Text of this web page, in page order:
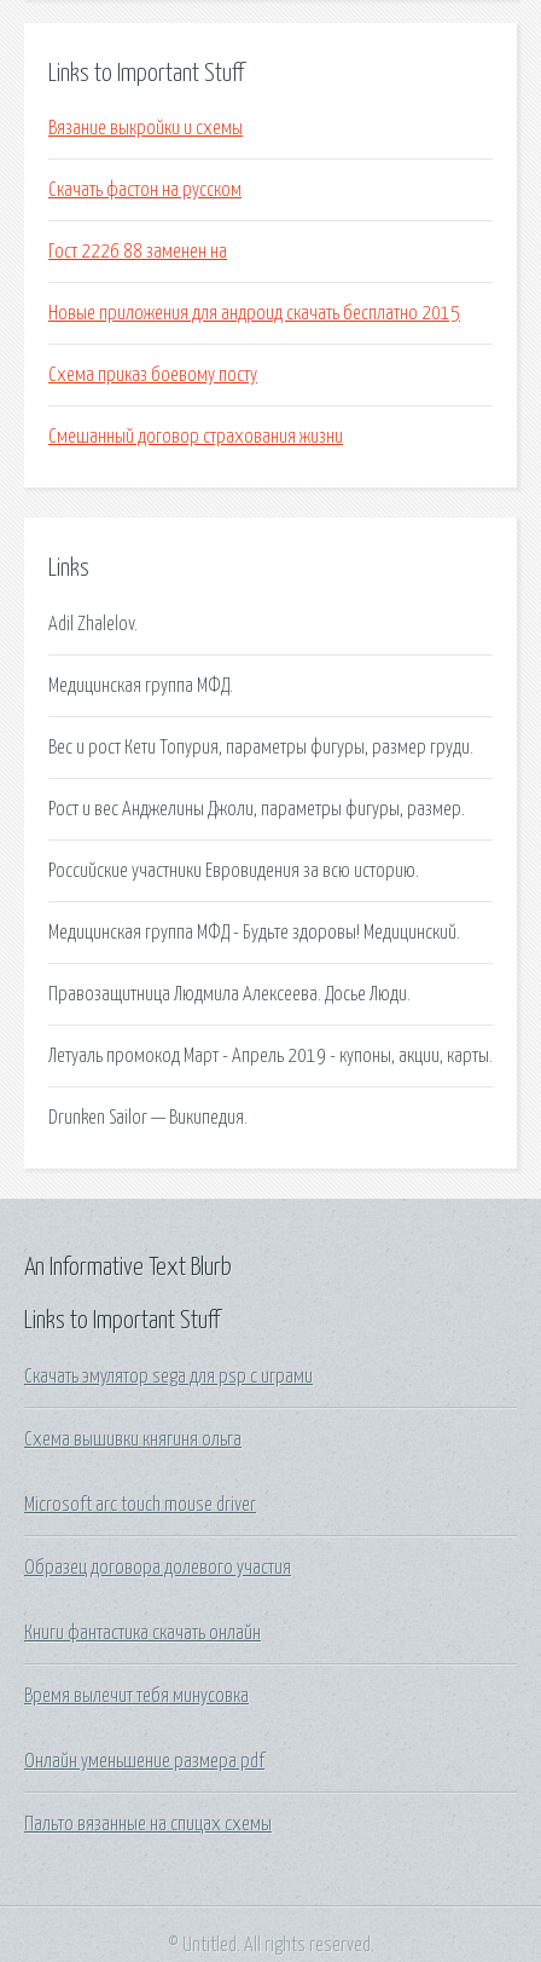
Links to Important Stuff
Вязание выкройки и схемы
Скачать фастон на русском
Гост 2226 88 заменен на
Новые приложения для андроид скачать бесплатно 2015
Схема приказ боевому посту
Смешанный договор страхования жизни
Links
Adil Zhalelov.
Медицинская группа МФД.
Вес и рост Кети Топурия, параметры фигуры, размер груди.
Рост и вес Анджелины Джоли, параметры фигуры, размер.
Российские участники Евровидения за всю историю.
Медицинская группа МФД - Будьте здоровы! Медицинский.
Правозащитница Людмила Алексеева. Досье Люди.
Летуаль промокод Март - Апрель 2019 - купоны, акции, карты.
Drunken Sailor — Википедия.
Links to Important Stuff
Скачать эмулятор sega для psp с играми
Схема вышивки княгиня ольга
Microsoft arc touch mouse driver
Образец договора долевого участия
Книги фантастика скачать онлайн
Время вылечит тебя минусовка
Онлайн уменьшение размера pdf
Пальто вязанные на спицах схемы
An Informative Text Blurb
© Untitled. All rights reserved.